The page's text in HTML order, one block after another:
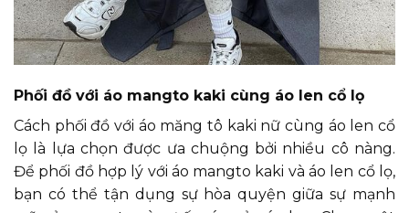
Phối đồ với áo mangto kaki cùng áo len cổ lọ
Cách phối đồ với áo măng tô kaki nữ cùng áo len cổ
lọ là lựa chọn được ưa chuộng bởi nhiều cô nàng.
Để phối đồ hợp lý với áo mangto kaki và áo len cổ lọ,
bạn có thể tận dụng sự hòa quyện giữa sự mạnh